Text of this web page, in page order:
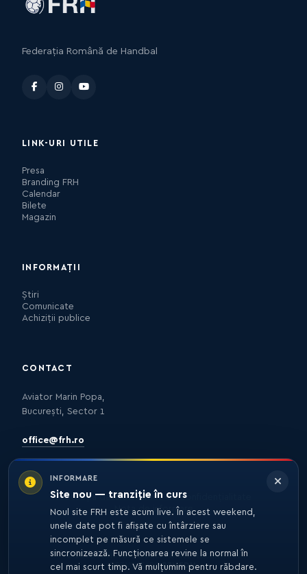
INFORMARE
Site nou — tranziție în curs
Noul site FRH este acum live. În acest weekend,
unele date pot fi afișate cu întârziere sau
incomplet pe măsură ce sistemele se
sincronizează. Funcționarea revine la normal în
cel mai scurt timp. Vă mulțumim pentru răbdare.
Federația Română de Handbal
LINK-URI UTILE
Presa
Branding FRH
Calendar
Bilete
Magazin
INFORMAȚII
Știri
Comunicate
Achiziții publice
CONTACT
Aviator Marin Popa,
București, Sector 1
office@frh.ro
Protecția datelorPolitica de confidențialitate
Nota de informare
© 2026 FRH. TOATE DREPTURILE REZERVATE.
DEZVOLTARE27MEDIA